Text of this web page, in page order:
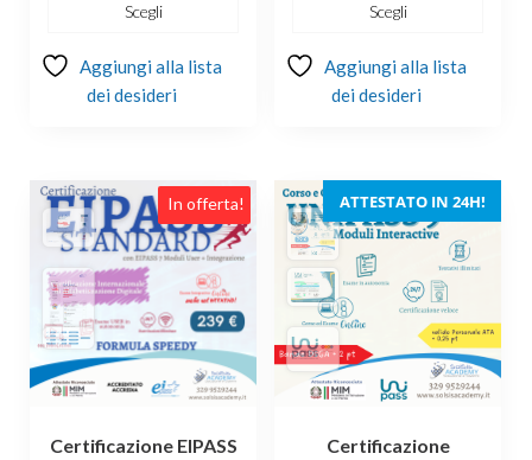
€249.00
Scegli
Aggiungi alla lista
dei desideri
Scegli
Aggiungi alla lista
dei desideri
In offerta!
Certificazione EIPASS
ATTESTATO IN 24H!
Certificazione